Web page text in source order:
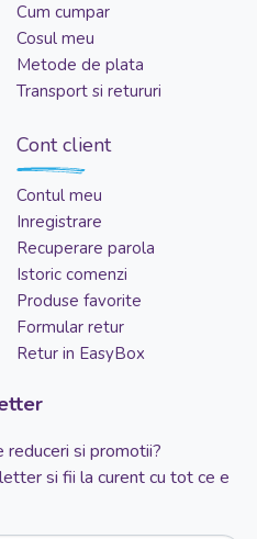
Cum cumpar
Cosul meu
Metode de plata
Transport si retururi
Cont client
Contul meu
Inregistrare
Recuperare parola
Istoric comenzi
Produse favorite
Formular retur
Retur in EasyBox
reduceri si promotii?
si fii la curent cu tot ce e